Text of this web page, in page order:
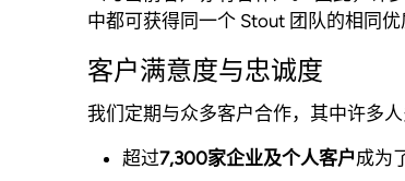
中都可获得同一个 Stout 团队的相同优
客户满意度与忠诚度
我们定期与众多客户合作，其中许多人
超过7,300家企业及个人客户成为